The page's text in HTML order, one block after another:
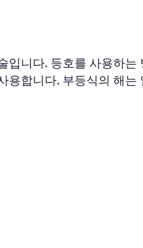
입니다. 등호를 사용하는
용합니다. 부등식의 해는